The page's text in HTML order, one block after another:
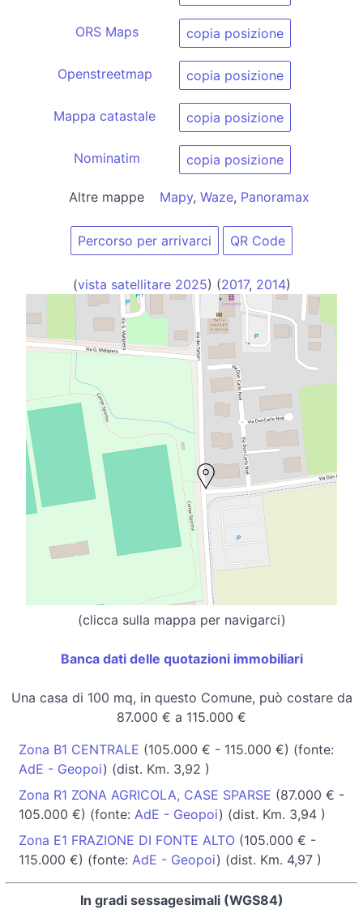
ORS Maps copia posizione
Openstreetmap copia posizione
Mappa catastale copia posizione
Nominatim copia posizione
Altre mappe Mapy, Waze, Panoramax
Percorso per arrivarci QR Code
(vista satellitare 2025) (2017, 2014)
(clicca sulla mappa per navigarci)
Banca dati delle quotazioni immobiliari
Una casa di 100 mq, in questo Comune, può costare da
87.000 € a 115.000 €
Zona B1 CENTRALE (105.000 € - 115.000 €) (fonte:
AdE - Geopoi) (dist. Km. 3,92 )
Zona R1 ZONA AGRICOLA, CASE SPARSE (87.000 € -
105.000 €) (fonte: AdE - Geopoi) (dist. Km. 3,94 )
Zona E1 FRAZIONE DI FONTE ALTO (105.000 € -
115.000 €) (fonte: AdE - Geopoi) (dist. Km. 4,97 )
In gradi sessagesimali (WGS84)